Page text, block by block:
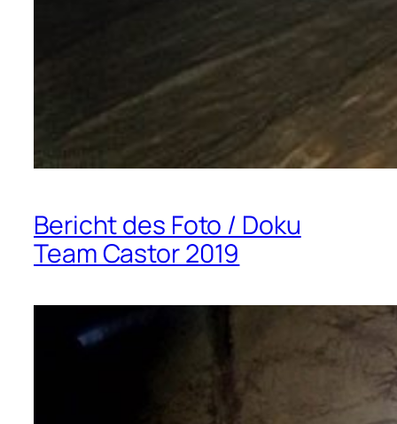
Bericht des Foto / Doku
Team Castor 2019